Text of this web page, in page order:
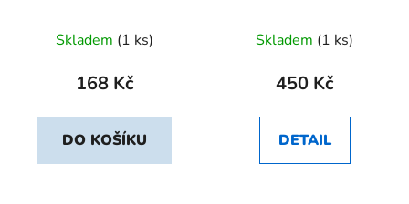
Skladem (1 ks)
168 Kč
DO KOŠÍKU
Skladem (1 ks)
450 Kč
DETAIL